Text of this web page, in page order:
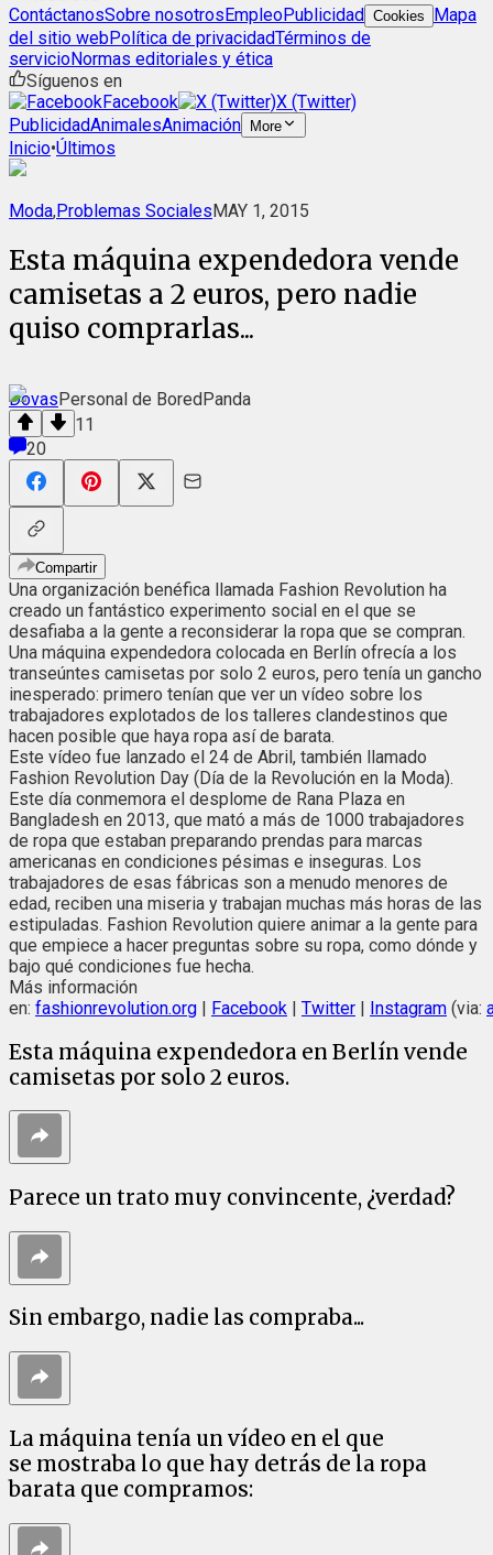
ContáctanosSobre nosotrosEmpleoPublicidad Cookies
Mapa
del sitio webPolítica de privacidadTérminos de
servicioNormas editoriales y ética
Síguenos en
Facebook
X (Twitter)
PublicidadAnimalesAnimación More
Inicio•Últimos
Moda,Problemas SocialesMAY 1, 2015
Esta máquina expendedora vende
camisetas a 2 euros, pero nadie
quiso comprarlas...
DovasPersonal de BoredPanda
11
20
Compartir
Una organización benéfica llamada Fashion Revolution ha
creado un fantástico experimento social en el que se
desafiaba a la gente a reconsiderar la ropa que se compran.
Una máquina expendedora colocada en Berlín ofrecía a los
transeúntes camisetas por solo 2 euros, pero tenía un gancho
inesperado: primero tenían que ver un vídeo sobre los
trabajadores explotados de los talleres clandestinos que
hacen posible que haya ropa así de barata.
Este vídeo fue lanzado el 24 de Abril, también llamado
Fashion Revolution Day (Día de la Revolución en la Moda).
Este día conmemora el desplome de Rana Plaza en
Bangladesh en 2013, que mató a más de 1000 trabajadores
de ropa que estaban preparando prendas para marcas
americanas en condiciones pésimas e inseguras. Los
trabajadores de esas fábricas son a menudo menores de
edad, reciben una miseria y trabajan muchas más horas de las
estipuladas. Fashion Revolution quiere animar a la gente para
que empiece a hacer preguntas sobre su ropa, como dónde y
bajo qué condiciones fue hecha.
Más información
en: fashionrevolution.org | Facebook | Twitter | Instagram (via:
Esta máquina expendedora en Berlín vende
camisetas por solo 2 euros.
Parece un trato muy convincente, ¿verdad?
Sin embargo, nadie las compraba...
La máquina tenía un vídeo en el que
se mostraba lo que hay detrás de la ropa
barata que compramos: